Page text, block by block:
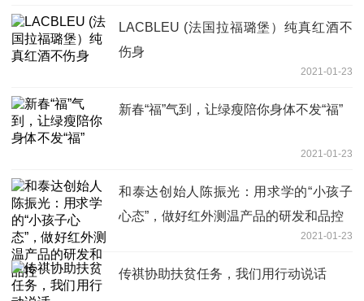
LACBLEU (法国拉福璐堡）纯真红酒不
伤身
2021-01-23
新春“福”气到，让绿瘦陪你身体不发“福”
2021-01-23
和泰达创始人陈振光：用求学的“小孩子
心态”，做好红外测温产品的研发和品控
2021-01-23
传祺协助扶贫任务，我们用行动说话